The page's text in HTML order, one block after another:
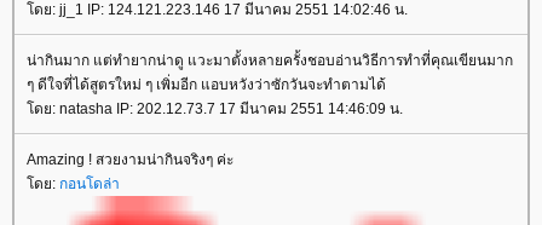
โดย: jj_1 IP: 124.121.223.146 17 มีนาคม 2551 14:02:46 น.
น่ากินมาก แต่ทำยากน่าดู แวะมาตั้งหลายครั้งชอบอ่านวิธีการทำที่คุณเขียนมาก
ๆ ดีใจที่ได้สูตรใหม่ ๆ เพิ่มอีก แอบหวังว่าซักวันจะทำตามได้
โดย: natasha IP: 202.12.73.7 17 มีนาคม 2551 14:46:09 น.
Amazing ! สวยงามน่ากินจริงๆ ค่ะ
โดย: กอนโดล่า